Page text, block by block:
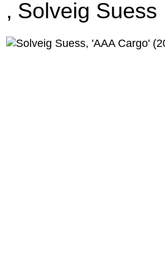
Solveig Suess